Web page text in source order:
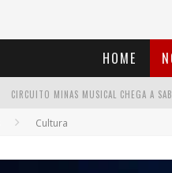
HOME
Cultura